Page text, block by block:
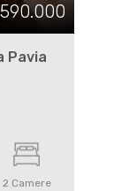
Pavia
2 Camere